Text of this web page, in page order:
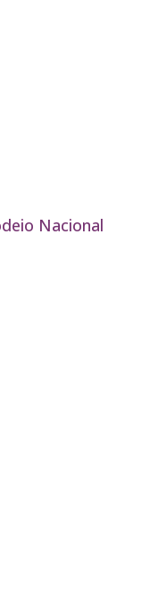
Nacional